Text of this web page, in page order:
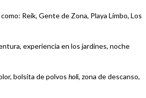
Reik, Gente de Zona, Playa Limbo, Los
experiencia en los jardines, noche
bolsita de polvos holi, zona de descanso,